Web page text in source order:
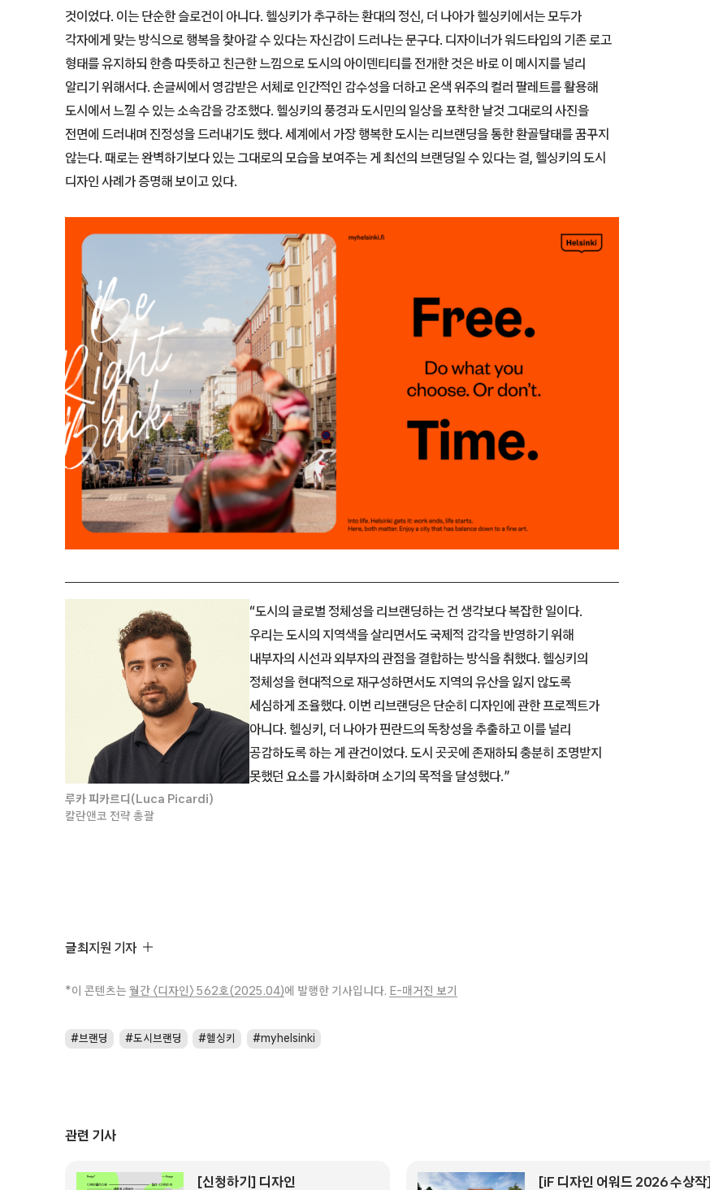
것이었다. 이는 단순한 슬로건이 아니다. 헬싱키가 추구하는 환대의 정신, 더 나아가 헬싱키에서는 모두가
각자에게 맞는 방식으로 행복을 찾아갈 수 있다는 자신감이 드러나는 문구다. 디자이너가 워드타입의 기존 로고
형태를 유지하되 한층 따뜻하고 친근한 느낌으로 도시의 아이덴티티를 전개한 것은 바로 이 메시지를 널리
알리기 위해서다. 손글씨에서 영감받은 서체로 인간적인 감수성을 더하고 온색 위주의 컬러 팔레트를 활용해
도시에서 느낄 수 있는 소속감을 강조했다. 헬싱키의 풍경과 도시민의 일상을 포착한 날것 그대로의 사진을
전면에 드러내며 진정성을 드러내기도 했다. 세계에서 가장 행복한 도시는 리브랜딩을 통한 환골탈태를 꿈꾸지
않는다. 때로는 완벽하기보다 있는 그대로의 모습을 보여주는 게 최선의 브랜딩일 수 있다는 걸, 헬싱키의 도시
디자인 사례가 증명해 보이고 있다.
루카 피카르디(Luca Picardi)
칼란앤코 전략 총괄
“도시의 글로벌 정체성을 리브랜딩하는 건 생각보다 복잡한 일이다.
우리는 도시의 지역색을 살리면서도 국제적 감각을 반영하기 위해
내부자의 시선과 외부자의 관점을 결합하는 방식을 취했다. 헬싱키의
정체성을 현대적으로 재구성하면서도 지역의 유산을 잃지 않도록
세심하게 조율했다. 이번 리브랜딩은 단순히 디자인에 관한 프로젝트가
아니다. 헬싱키, 더 나아가 핀란드의 독창성을 추출하고 이를 널리
공감하도록 하는 게 관건이었다. 도시 곳곳에 존재하되 충분히 조명받지
못했던 요소를 가시화하며 소기의 목적을 달성했다.”
글최지원 기자
*이 콘텐츠는 월간 〈디자인〉 562호(2025.04)에 발행한 기사입니다. E-매거진 보기
브랜딩 도시브랜딩 헬싱키 myhelsinki
관련 기사
[신청하기] 디자인 [iF 디자인 어워드 2026 수상작]